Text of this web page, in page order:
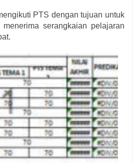
PTS dengan tujuan untuk
serangkaian pelajaran